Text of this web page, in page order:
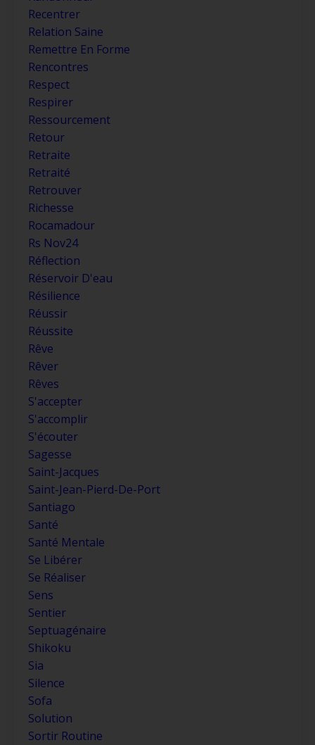
Recentrer
Relation Saine
Remettre En Forme
Rencontres
Respect
Respirer
Ressourcement
Retour
Retraite
Retraité
Retrouver
Richesse
Rocamadour
Rs Nov24
Réflection
Réservoir D'eau
Résilience
Réussir
Réussite
Rêve
Rêver
Rêves
S'accepter
S'accomplir
S'écouter
Sagesse
Saint-Jacques
Saint-Jean-Pierd-De-Port
Santiago
Santé
Santé Mentale
Se Libérer
Se Réaliser
Sens
Sentier
Septuagénaire
Shikoku
Sia
Silence
Sofa
Solution
Sortir Routine